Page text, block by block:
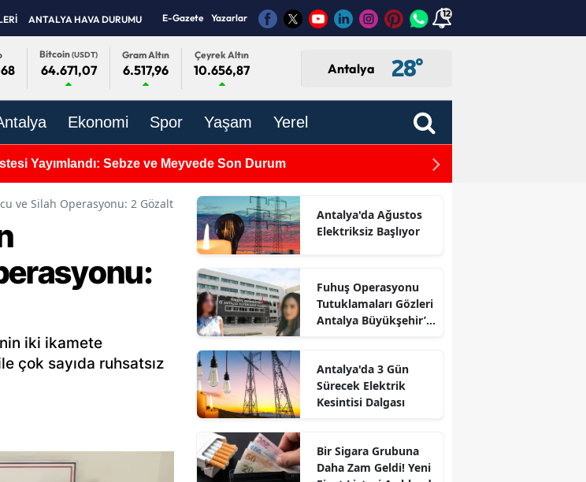
ANTALYA HAVA DURUMU E-Gazete Yazarlar 12
Bitcoin(USDT)
64.671,07
Gram Altın
6.517,96
Çeyrek Altın
10.656,87 Antalya 28°
Ekonomi Spor Yaşam Yerel
Yayımlandı: Sebze ve Meyvede Son Durum TBMM'de Kabul Edildi:
ve Silah Operasyonu: 2 Gözaltı
iki ikamete
çok sayıda ruhsatsız
Antalya'da Ağustos
Elektriksiz Başlıyor
Fuhuş Operasyonu
Tutuklamaları Gözleri
Antalya Büyükşehir’e
Antalya'da 3 Gün
Sürecek Elektrik
Kesintisi Dalgası
Bir Sigara Grubuna
Daha Zam Geldi! Yeni